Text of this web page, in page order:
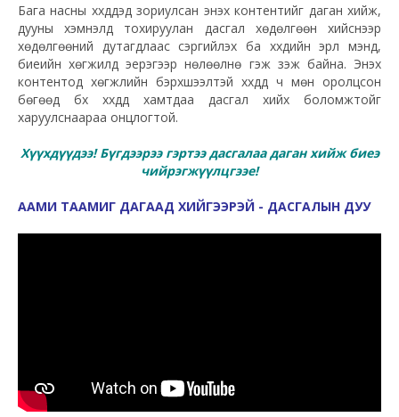
Бага насны хүүхдүүдэд зориулсан энэхүү контентийг даган хийж,
дууны хэмнэлд тохируулан дасгал хөдөлгөөн хийснээр
хөдөлгөөний дутагдлаас сэргийлэх ба хүүхдийн эрүүл мэнд,
биеийн хөгжилд эерэгээр нөлөөлнө гэж үзэж байна. Энэхүү
контентод хөгжлийн бэрхшээлтэй хүүхдүүд ч мөн оролцсон
бөгөөд бүх хүүхдүүд хамтдаа дасгал хийх боломжтойг
харуулснаараа онцлогтой.
Хүүхдүүдээ! Бүгдээрээ гэртээ дасгалаа даган хийж биеэ
чийрэгжүүлцгээе!
ААМИ ТААМИГ ДАГААД ХИЙГЭЭРЭЙ - ДАСГАЛЫН ДУУ